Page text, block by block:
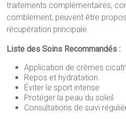
traitements complémentaires,
comblement, peuvent être
récupération principale.
Liste des Soins Recommandés :
Application de crèmes
Repos et hydratation
Éviter le sport intense
Protéger la peau du soleil
Consultations de suivi